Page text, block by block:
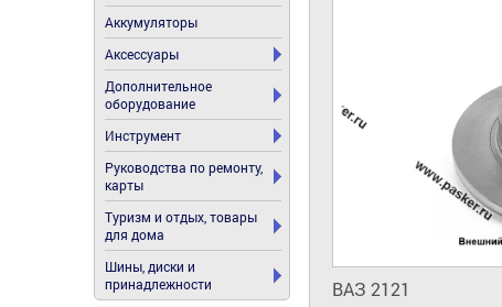
Аккумуляторы
Аксессуары
Дополнительное
оборудование
Инструмент
Руководства по ремонту,
карты
Туризм и отдых, товары
для дома
Шины, диски и
принадлежности
ВАЗ 2121